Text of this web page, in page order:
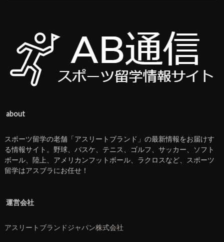
about
スポーツ留学の老舗「アスリートブランド」の最新情報をお届けす
る情報サイト。野球、バスケ、テニス、ゴルフ、サッカー、ソフト
ボール、陸上、アメリカンフットボール、ラクロスなど、スポーツ
留学はアスブラにお任せ！
運営会社
アスリートブランドジャパン株式会社